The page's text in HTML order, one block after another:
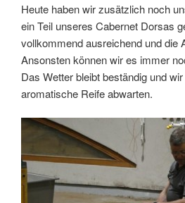
Heute haben wir zusätzlich noch
ein Teil unseres Cabernet Dorsas
vollkommend ausreichend und die
Ansonsten können wir es immer
Das Wetter bleibt beständig und
aromatische Reife abwarten.